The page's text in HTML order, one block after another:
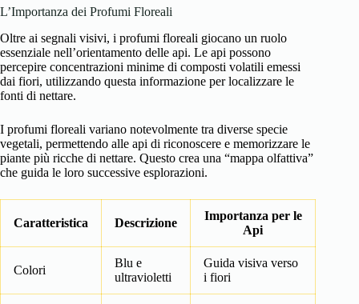
L’Importanza dei Profumi Floreali
Oltre ai segnali visivi, i profumi floreali giocano un ruolo
essenziale nell’orientamento delle api. Le api possono
percepire concentrazioni minime di composti volatili emessi
dai fiori, utilizzando questa informazione per localizzare le
fonti di nettare.
I profumi floreali variano notevolmente tra diverse specie
vegetali, permettendo alle api di riconoscere e memorizzare le
piante più ricche di nettare. Questo crea una “mappa olfattiva”
che guida le loro successive esplorazioni.
Caratteristica Descrizione
Importanza per le
Api
Colori
Blu e
ultravioletti
Guida visiva verso
i fiori